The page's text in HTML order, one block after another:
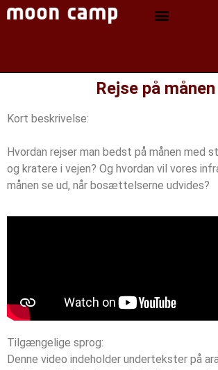
Rejse på månen
Kort beskrivelse:
Hvordan rejser man bedst på månen med
og kratere i vejen? Og hvordan vil vores
månen se ud, når bosættelserne udvides?
Tilgængelige sprog:
Denne video indeholder undertekster på